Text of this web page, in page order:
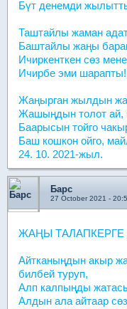
Бүт денемди
Таштайлы жаман
Баштайлы жаңы
Ичиркенткен сөз
Ичирбе эми шарапты!
Жаңырган жылдын
Жашыңдын толот ай,
Баарысын тойго
Баш кошкон ойго,
24. 10. 2021-жыл.
Барс
27 October 2021 -
ЖАҢЫ
Айтканыңдын акыр
билбей туруп,
Алп калпыңды
Алдын ала айтаар